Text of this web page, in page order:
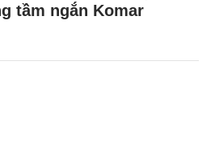
tầm ngắn Komar